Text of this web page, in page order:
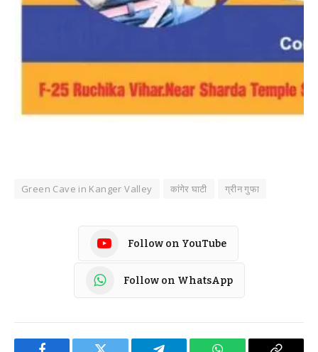
Green Cave in Kanger Valley कांगेर घाटी ग्रीन गुफा
Follow on YouTube
Follow on WhatsApp